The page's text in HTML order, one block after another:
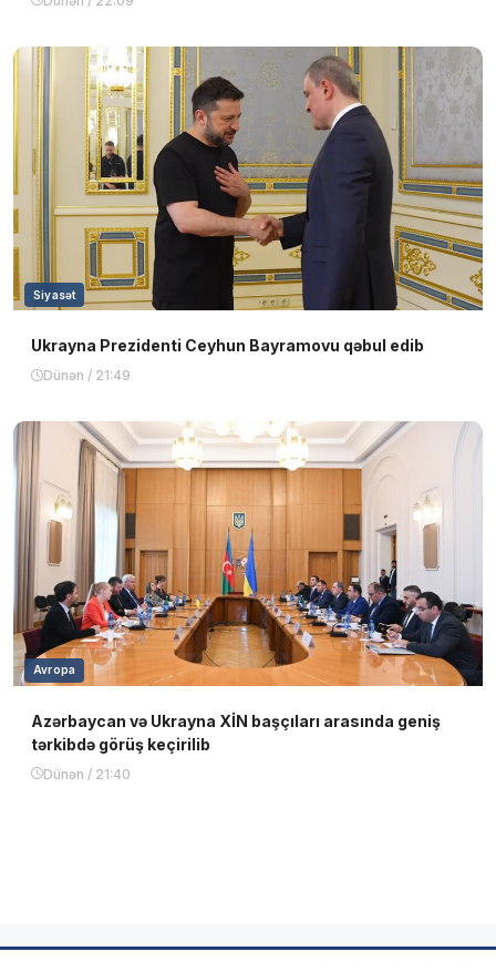
Siyasət
Ukrayna Prezidenti Ceyhun Bayramovu qəbul edib
Dünən / 21:49
Avropa
Azərbaycan və Ukrayna XİN başçıları arasında geniş
tərkibdə görüş keçirilib
Dünən / 21:40